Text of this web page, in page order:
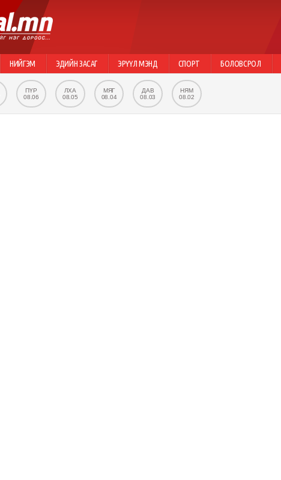
НИЙГЭМ ЭДИЙН ЗАСАГ ЭРҮҮЛ МЭНД СПОРТ БОЛОВСРОЛ
ПҮР
08.06
ЛХА
08.05
МЯГ
08.04
ДАВ
08.03
НЯМ
08.02